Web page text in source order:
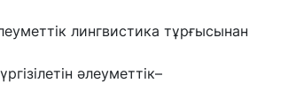
лингвистика тұрғысынан
әлеуметтік–